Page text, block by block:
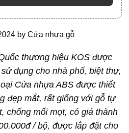
by Cửa nhựa gỗ
thương hiệu KOS được
dụng cho nhà phố, biệt thự,
Cửa nhựa ABS được thiết
đẹp mắt, rất giống với gỗ tự
chống mối mọt, có giá thành
/ bộ, được lắp đặt cho